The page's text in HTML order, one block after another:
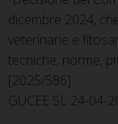
dicembre 2024,
veterinarie e
tecniche, norme,
[2025/586]
GUCEE SL 24-04-